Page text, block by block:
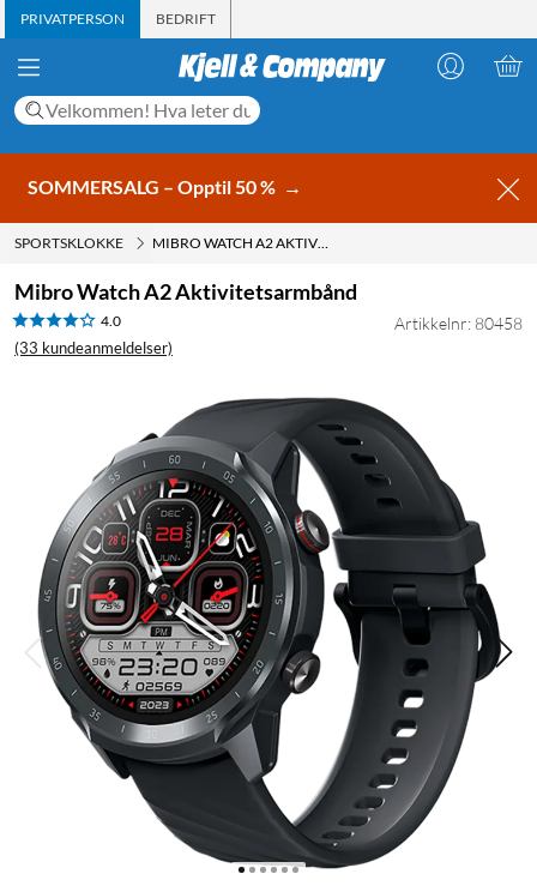
PRIVATPERSON BEDRIFT
SOMMERSALG – Opptil 50 % →
SPORTSKLOKKE MIBRO WATCH A2 AKTIVITETSARMBÅND
Mibro Watch A2 Aktivitetsarmbånd
4.0
(33 kundeanmeldelser)
Artikkelnr: 80458